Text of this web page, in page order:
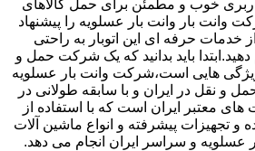
خوب و مطمئن برای حمل کالاهای
وانت بار وانت بار عسلویه را پیشنهاد
خدمات حرفه ای این اتوبار به راحتی
باید بدانید که یک شرکت حمل و
هایی است،شرکت وانت بار عسلویه
و نقل در ایران و با سابقه طولانی در
معتبر ایران است که با استفاده از
و تجهیزات پیشرفته و انواع ماشین آلات
و سراسر ایران انجام می دهد.